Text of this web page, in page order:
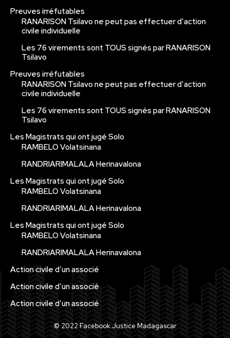
Preuves irréfutables
RANARISON Tsilavo ne peut pas effectuer d’action
civile individuelle
Les 76 virements sont TOUS signés par RANARISON
Tsilavo
Preuves irréfutables
RANARISON Tsilavo ne peut pas effectuer d’action
civile individuelle
Les 76 virements sont TOUS signés par RANARISON
Tsilavo
Les Magistrats qui ont jugé Solo
RAMBELO Volatsinana
RANDRIARIMALALA Herinavalona
Les Magistrats qui ont jugé Solo
RAMBELO Volatsinana
RANDRIARIMALALA Herinavalona
Les Magistrats qui ont jugé Solo
RAMBELO Volatsinana
RANDRIARIMALALA Herinavalona
Action civile d’un associé
Action civile d’un associé
Action civile d’un associé
© 2022 Facebook Justice Madagascar